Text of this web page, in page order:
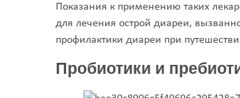
Показания к применению таких
для лечения острой диареи,
профилактики диареи при
Пробиотики и